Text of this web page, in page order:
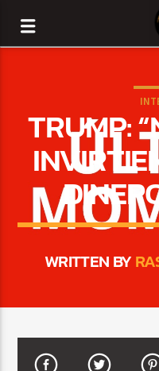
ARTIST
TRUMP:
WRITTEN BY